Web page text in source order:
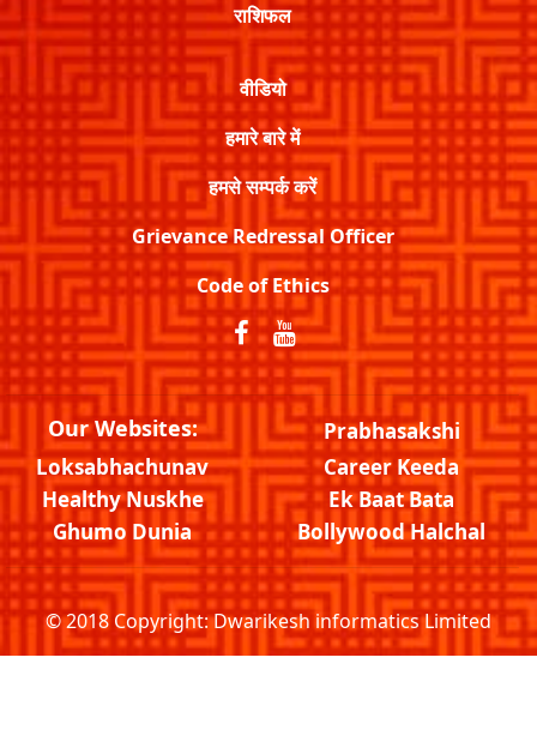
राशिफल
वीडियो
हमारे बारे में
हमसे सम्पर्क करें
Grievance Redressal Officer
Code of Ethics
Our Websites:
Prabhasakshi
Loksabhachunav
Career Keeda
Healthy Nuskhe
Ek Baat Bata
Ghumo Dunia
Bollywood Halchal
© 2018 Copyright:Dwarikesh informatics Limited